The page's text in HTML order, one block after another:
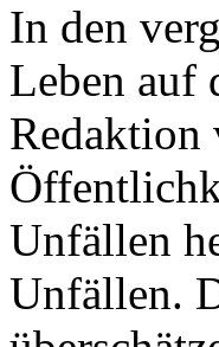
In den
Leben auf
Redaktion
Unfällen
Unfällen.